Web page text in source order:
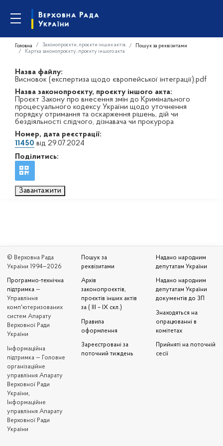
Головна Законопроєкти, проєкти інших актів
Пошук за реквізитами
Картка законопроєкту, проєкту іншого акта
Назва файлу:
Висновок (експертиза щодо європейської інтеграції).pdf
Назва законопроєкту, проєкту іншого акта:
Проєкт Закону про внесення змін до Кримінального
процесуального кодексу України щодо уточнення
порядку отримання та оскарження рішень, дій чи
бездіяльності слідчого, дізнавача чи прокурора
Номер, дата реєстрації:
11450 від 29.07.2024
Поділитись:
Завантажити
© Верховна Рада
України 1994—2026
Програмно-технічна
підтримка —
Управління
комп'ютеризованих
систем Апарату
Верховної Ради
України
Iнформаційна
підтримка — Головне
організаційне
управління Апарату
Верховної Ради
України,
Інформаційне
управління Апарату
Верховної Ради
України
Пошук за
реквізитами
Архів
законопроєктів,
проєктів інших актів
за ( III – IX скл.)
Правила
оформлення
Зареєстровані за
поточний тиждень
Надано народним
депутатам України
Надано народним
депутатам України
документів до ЗП
Знаходяться на
опрацюванні в
комітетах
Прийняті на поточній
сесії